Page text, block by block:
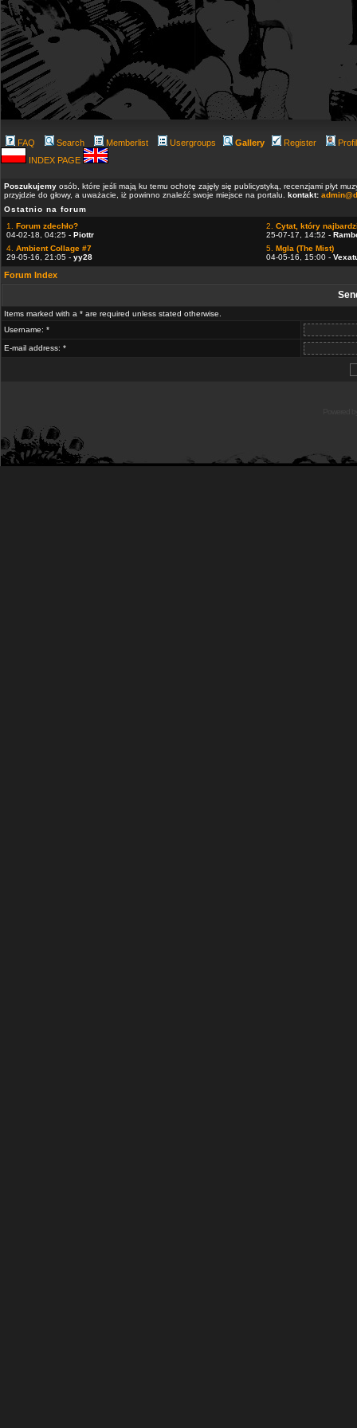
FAQ Search Memberlist Usergroups Gallery Register
INDEX PAGE
Poszukujemy osób, które jeśli mają ku temu ochotę zajęły się publicystyką, recenzjami płyt
przyjdzie do głowy, a uważacie, iż powinno znaleźć swoje miejsce na portalu. kontakt:
Ostatnio na forum
1. Forum zdechło?
04-02-18, 04:25 - Piottr
2. Cytat, który
25-07-17, 14:52 -
4. Ambient Collage #7
29-05-16, 21:05 - yy28
5. Mgla (The Mist)
04-05-16, 15:00 -
Forum Index
Items marked with a * are required unless stated otherwise.
Username: *
E-mail address: *